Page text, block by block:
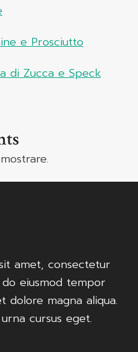
e Prosciutto
di Zucca e Speck
amet, consectetur
eiusmod tempor
dolore magna aliqua.
cursus eget.